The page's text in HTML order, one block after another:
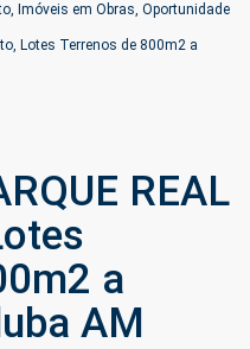
, Imóveis em Obras, Oportunidade
Lotes Terrenos de 800m2 a
REAL
a
AM